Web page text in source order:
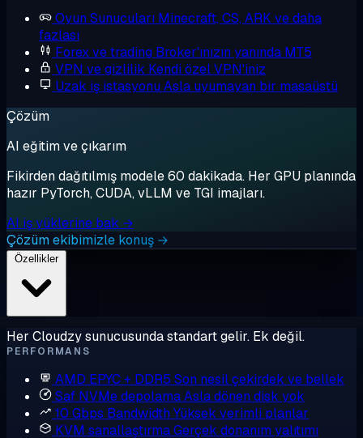
Oyun Sunucuları Minecraft, CS, ARK ve daha
fazlası
Forex ve trading Broker'ınızın yanında MT5
VPN ve gizlilik Kendi özel VPN'iniz
Uzak iş istasyonu Asla uyumayan bir masaüstü
Çözüm
AI eğitim ve çıkarım
Fikirden dağıtılmış modele 60 dakikada. Her GPU planında
hazır PyTorch, CUDA, vLLM ve TGI imajları.
AI iş yüklerine bak →
Çözüm ekibimizle konuş →
Özellikler
Her Cloudzy sunucusunda standart gelir. Ek değil.
PERFORMANS
AMD EPYC + DDR5 Son nesil çekirdek ve bellek
Saf NVMe depolamaAsla dönen disk yok
10 Gbps Bandwidth Yüksek verimli planlar
KVM sanallaştırmaGerçek donanım yalıtımı